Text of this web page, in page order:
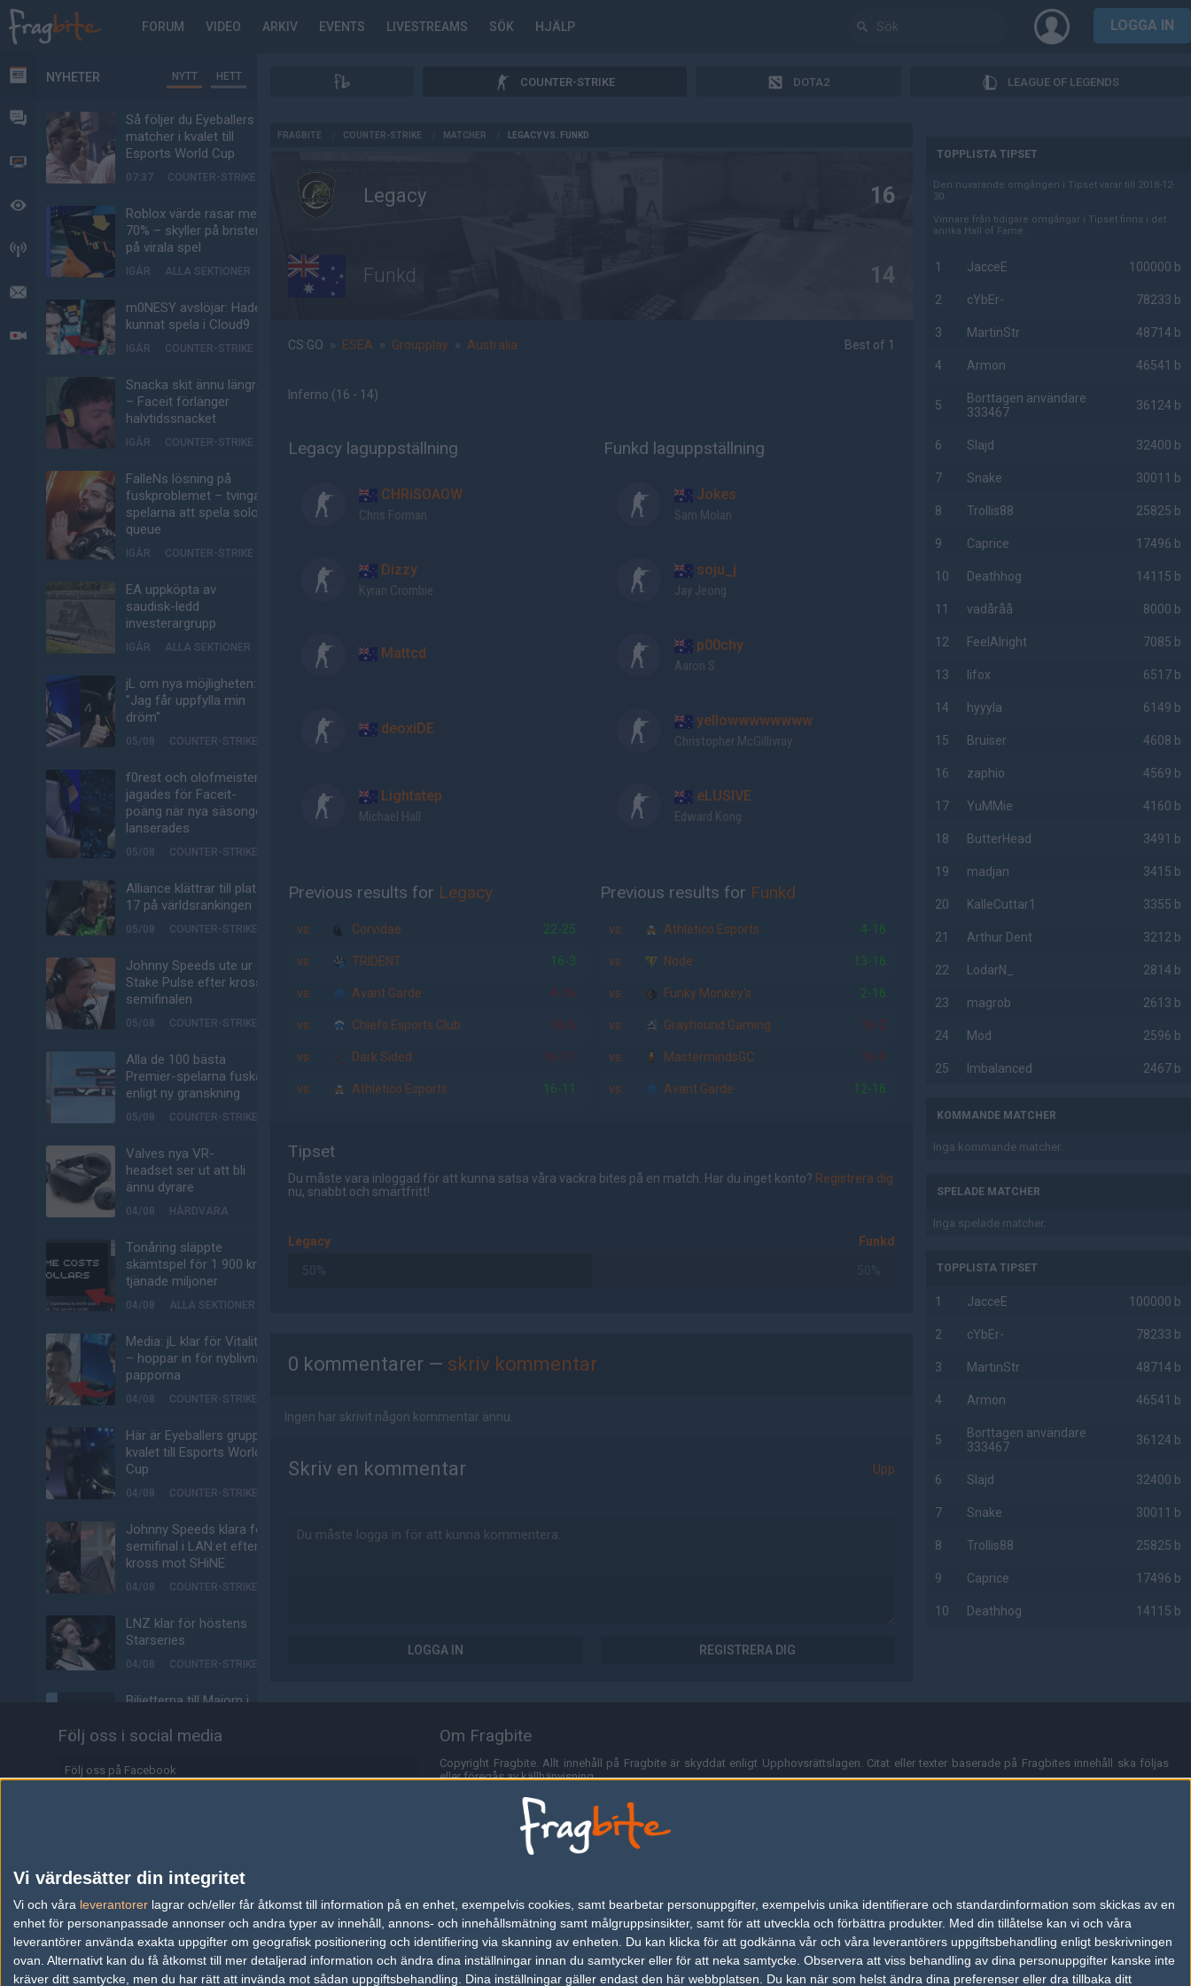
Vi värdesätter din integritet
Vi och våra leverantorer lagrar och/eller får åtkomst till information på en enhet, exempelvis cookies, samt bearbetar personuppgifter, exempelvis unika identifierare och standardinformation som skickas av en
enhet för personanpassade annonser och andra typer av innehåll, annons- och innehållsmätning samt målgruppsinsikter, samt för att utveckla och förbättra produkter. Med din tillåtelse kan vi och våra
leverantörer använda exakta uppgifter om geografisk positionering och identifiering via skanning av enheten. Du kan klicka för att godkänna vår och våra leverantörers uppgiftsbehandling enligt beskrivningen
ovan. Alternativt kan du få åtkomst till mer detaljerad information och ändra dina inställningar innan du samtycker eller för att neka samtycke. Observera att viss behandling av dina personuppgifter kanske inte
kräver ditt samtycke, men du har rätt att invända mot sådan uppgiftsbehandling. Dina inställningar gäller endast den här webbplatsen. Du kan när som helst ändra dina preferenser eller dra tillbaka ditt
FORUM VIDEO ARKIV EVENTS LIVESTREAMS SÖK HJÄLP LOGGA IN
NYHETER
FORUM
VIDEO
BEVAKAT
HÄNDELSER
LIVESÄNDNINGAR
NYHETER NYTT HETT
Så följer du Eyeballers
matcher i kvalet till
Esports World Cup
07:37 COUNTER-STRIKE
Roblox värde rasar med
70% – skyller på bristen
på virala spel
IGÅR ALLA SEKTIONER
m0NESY avslöjar: Hade
kunnat spela i Cloud9
IGÅR COUNTER-STRIKE
Snacka skit ännu längre
– Faceit förlänger
halvtidssnacket
IGÅR COUNTER-STRIKE
FalleNs lösning på
fuskproblemet – tvinga
spelarna att spela solo-
queue
IGÅR COUNTER-STRIKE
EA uppköpta av
saudisk-ledd
investerargrupp
IGÅR ALLA SEKTIONER
jL om nya möjligheten:
"Jag får uppfylla min
dröm"
05/08 COUNTER-STRIKE
f0rest och olofmeister
jagades för Faceit-
poäng när nya säsongen
lanserades
05/08 COUNTER-STRIKE
Alliance klättrar till plats
17 på världsrankingen
05/08 COUNTER-STRIKE
Johnny Speeds ute ur
Stake Pulse efter kross i
semifinalen
05/08 COUNTER-STRIKE
Alla de 100 bästa
Premier-spelarna fuskar
enligt ny granskning
05/08 COUNTER-STRIKE
Valves nya VR-
headset ser ut att bli
ännu dyrare
04/08 HÅRDVARA
Tonåring släppte
skämtspel för 1 900 kr –
tjänade miljoner
04/08 ALLA SEKTIONER
Media: jL klar för Vitality
– hoppar in för nyblivna
papporna
04/08 COUNTER-STRIKE
Här är Eyeballers grupp i
kvalet till Esports World
Cup
04/08 COUNTER-STRIKE
Johnny Speeds klara för
semifinal i LAN:et efter
kross mot SHiNE
04/08 COUNTER-STRIKE
LNZ klar för höstens
Starseries
04/08 COUNTER-STRIKE
Biljetterna till Majorn i
04/08 COUNTER-STRIKE
Johnny Speeds vidare till
Majorvinnaren lämnar
äntligen VP – ute på fria
marknaden
03/08 COUNTER-STRIKE
Johnny Speeds slår ut
COUNTER-STRIKE DOTA2 LEAGUE OF LEGENDS
FRAGBITE COUNTER-STRIKE MATCHER LEGACY VS. FUNKD
Legacy 16
Funkd 14
CS:GO » ESEA » Groupplay » Australia Best of 1
Inferno (16 - 14)
Legacy laguppställning
CHRiSOAOW
Chris Forman
Dizzy
Kyran Crombie
Mattcd
deoxiDE
Lightstep
Michael Hall
Funkd laguppställning
Jokes
Sam Molan
soju_j
Jay Jeong
p00chy
Aaron S
yellowwwwwwww
Christopher McGillivray
eLUSIVE
Edward Kong
Previous results for Legacy
vs. Corvidae 22-25
vs. TRIDENT 16-3
vs. Avant Garde 4-16
vs. Chiefs Esports Club 16-6
vs. Dark Sided 16-11
vs. Athletico Esports 16-11
Previous results for Funkd
vs. Athletico Esports 4-16
vs. Node 13-16
vs. Funky Monkey's 2-16
vs. Grayhound Gaming 16-2
vs. MastermindsGC 16-9
vs. Avant Garde 12-16
Tipset
Du måste vara inloggad för att kunna satsa våra vackra bites på en match. Har du inget konto? Registrera dig
nu, snabbt och smärtfritt!
Legacy Funkd
50% 50%
0 kommentarer — skriv kommentar
Ingen har skrivit någon kommentar ännu.
Skriv en kommentar Upp
LOGGA IN REGISTRERA DIG
TOPPLISTA TIPSET
Den nuvarande omgången i Tipset varar till 2018-12-
30.
Vinnare från tidigare omgångar i Tipset finns i det
anrika Hall of Fame.
1 JacceE 100000 b
2 cYbEr- 78233 b
3 MartinStr 48714 b
4 Armon 46541 b
5
Borttagen användare
333467
36124 b
6 Slajd 32400 b
7 Snake 30011 b
8 Trollis88 25825 b
9 Caprice 17496 b
10 Deathhog 14115 b
11 vadåråå 8000 b
12 FeelAlright 7085 b
13 lifox 6517 b
14 hyyyla 6149 b
15 Bruiser 4608 b
16 zaphio 4569 b
17 YuMMie 4160 b
18 ButterHead 3491 b
19 madjan 3415 b
20 KalleCuttar1 3355 b
21 Arthur Dent 3212 b
22 LodarN_ 2814 b
23 magrob 2613 b
24 Mod 2596 b
25 Imbalanced 2467 b
KOMMANDE MATCHER
Inga kommande matcher.
SPELADE MATCHER
Inga spelade matcher.
TOPPLISTA TIPSET
1 JacceE 100000 b
2 cYbEr- 78233 b
3 MartinStr 48714 b
4 Armon 46541 b
5
Borttagen användare
333467
36124 b
6 Slajd 32400 b
7 Snake 30011 b
8 Trollis88 25825 b
9 Caprice 17496 b
10 Deathhog 14115 b
Följ oss i social media
Följ oss på Facebook
Information
Annonsering
Copyright och Privacy Policy
Om Fragbite
Copyright Fragbite. Allt innehåll på Fragbite är skyddat enligt Upphovsrättslagen. Citat eller texter baserade på Fragbites innehåll ska följas
eller föregås av källhänvisning.
Alla åsikter uttryckta på Fragbite representerar varje enskild skribent och överensstämmer inte nödvändigtvis med Fragbites åsikter.
Programmering och design av Fredric Bohlin. För frågor rörande sajten kan du skicka iväg ett email till
Fragbite använder cookies för att spara användarspecifik information så som t.ex. användarnamn. Cookies sparas även när man deltar i
omröstningar och för att föra statistik. För att slippa cookies kan du stänga av cookies i din webbläsares inställningar eller välja att inte
besöka Fragbite. Den här textraden finns här på grund av lagen om elektronisk kommunikation som trädde i kraft 25 juli 2003.
Annonsering